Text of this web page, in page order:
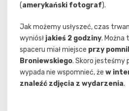
(amerykański fotograf).
Jak możemy usłyszeć, czas
wyniósł jakieś 2 godziny. Można
spaceru miał miejsce przy
Broniewskiego. Skoro jesteśmy
wypada nie wspomnieć, że w
znaleźć zdjęcia z wydarzenia.